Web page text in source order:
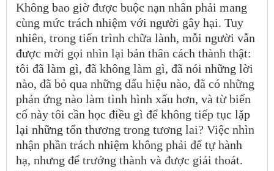
Không bao giờ được buộc nạn nhân phải mang
cùng mức trách nhiệm với người gây hại. Tuy
nhiên, trong tiến trình chữa lành, mỗi người vẫn
được mời gọi nhìn lại bản thân cách thành thật:
tôi đã làm gì, đã không làm gì, đã nói những lời
nào, đã bỏ qua những dấu hiệu nào, đã có những
phản ứng nào làm tình hình xấu hơn, và từ biến
cố này tôi cần học điều gì để không tiếp tục lặp
lại những tổn thương trong tương lai? Việc nhìn
nhận phần trách nhiệm không phải để tự hành
hạ, nhưng để trưởng thành và được giải thoát.